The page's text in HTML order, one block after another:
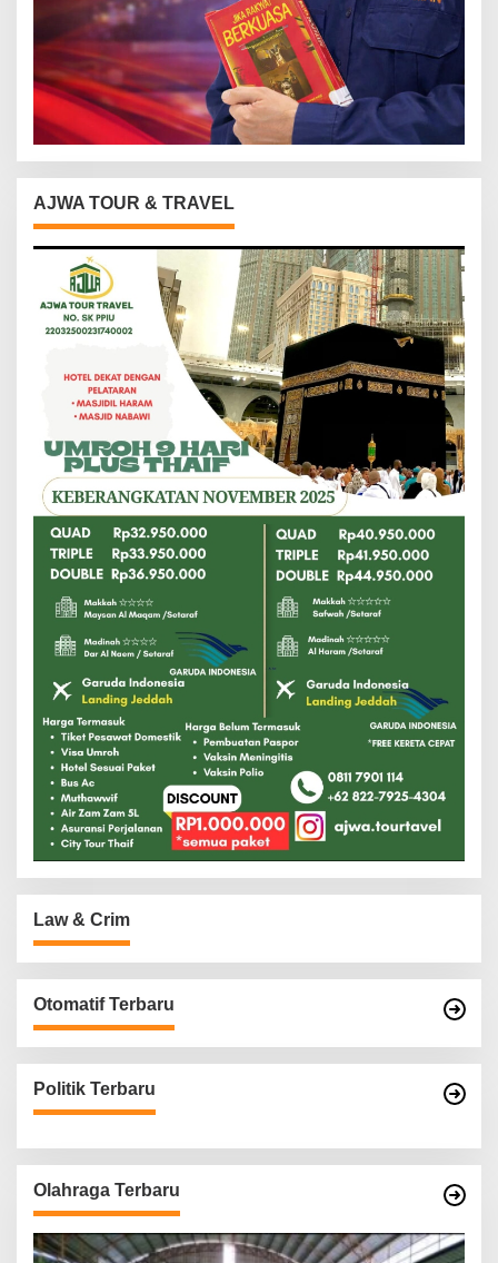
AJWA TOUR & TRAVEL
Law & Crim
Otomatif Terbaru
Politik Terbaru
Olahraga Terbaru